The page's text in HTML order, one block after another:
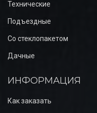
Технические
Подъездные
Со стеклопакетом
Дачные
ИНФОРМАЦИЯ
Как заказать